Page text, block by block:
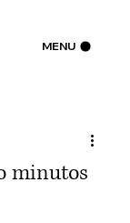
Iniciar sesión
MENU
minutos